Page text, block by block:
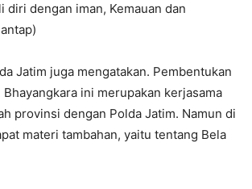
diri dengan iman, Kemauan dan
Jatim juga mengatakan. Pembentukan
Bhayangkara ini merupakan kerjasama
provinsi dengan Polda Jatim. Namun di
materi tambahan, yaitu tentang Bela